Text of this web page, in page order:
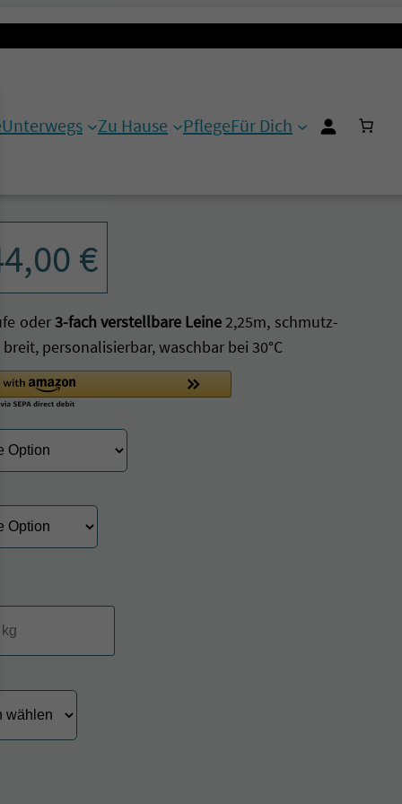
Unterwegs Zu Hause PflegeFür Dich
Cityleine
€
oder3-fach verstellbare Leine 2,25m, schmutz-
personalisierbar, waschbar bei 30°C